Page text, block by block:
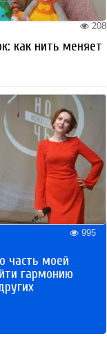
208
как нить меняет
995
часть моей
гармонию